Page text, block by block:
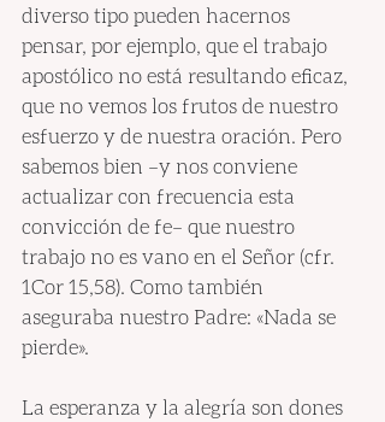
diverso tipo pueden hacernos
pensar, por ejemplo, que el trabajo
apostólico no está resultando eficaz,
que no vemos los frutos de nuestro
esfuerzo y de nuestra oración. Pero
sabemos bien –y nos conviene
actualizar con frecuencia esta
convicción de fe– que nuestro
trabajo no es vano en el Señor (cfr.
1Cor 15,58). Como también
aseguraba nuestro Padre: «Nada se
pierde».
La esperanza y la alegría son dones